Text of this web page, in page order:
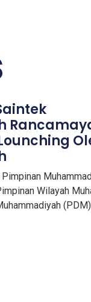
Wilayah
(PDM)